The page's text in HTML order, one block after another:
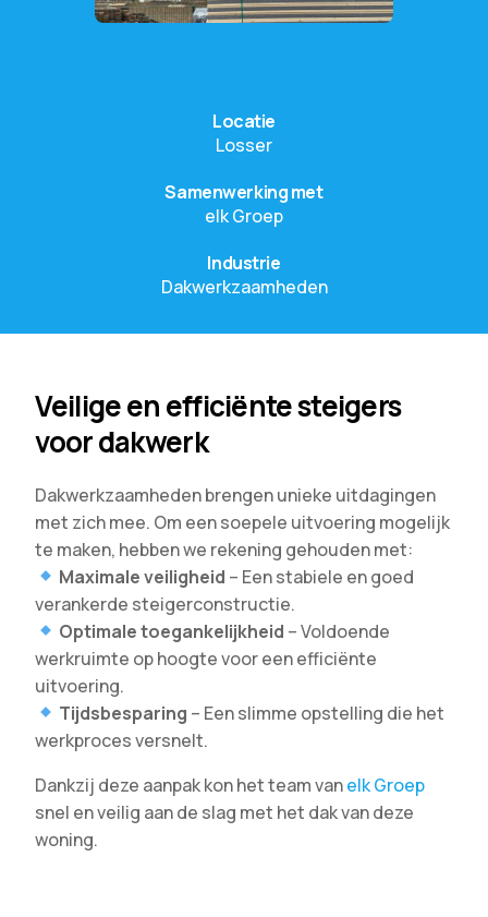
Locatie
Losser
Samenwerking met
elk Groep
Industrie
Dakwerkzaamheden
Veilige en efficiënte steigers
voor dakwerk
Dakwerkzaamheden brengen unieke uitdagingen
met zich mee. Om een soepele uitvoering mogelijk
te maken, hebben we rekening gehouden met:
Maximale veiligheid – Een stabiele en goed
verankerde steigerconstructie.
Optimale toegankelijkheid – Voldoende
werkruimte op hoogte voor een efficiënte
uitvoering.
Tijdsbesparing – Een slimme opstelling die het
werkproces versnelt.
Dankzij deze aanpak kon het team vanelk Groep
snel en veilig aan de slag met het dak van deze
woning.